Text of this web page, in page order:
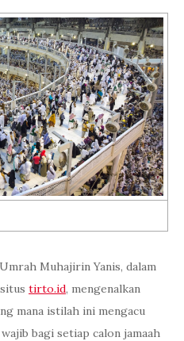
Muhajirin Yanis, dalam
tirto.id, mengenalkan
mana istilah ini mengacu
bagi setiap calon jamaah